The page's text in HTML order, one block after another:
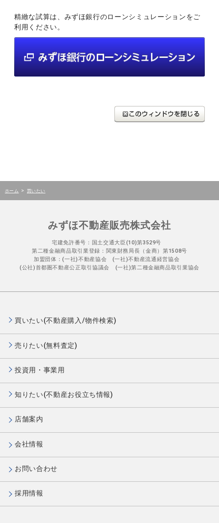
精緻な試算は、みずほ銀行のローンシミュレーションをご
利用ください。
ホーム > 買いたい
みずほ不動産販売株式会社
宅建免許番号：国土交通大臣(10)第3529号
第二種金融商品取引業登録：関東財務局長（金商）第1508号
加盟団体：(一社)不動産協会 (一社)不動産流通経営協会
(公社)首都圏不動産公正取引協議会 (一社)第二種金融商品取引業協会
買いたい(不動産購入/物件検索)
売りたい(無料査定)
投資用・事業用
知りたい(不動産お役立ち情報)
店舗案内
会社情報
お問い合わせ
採用情報